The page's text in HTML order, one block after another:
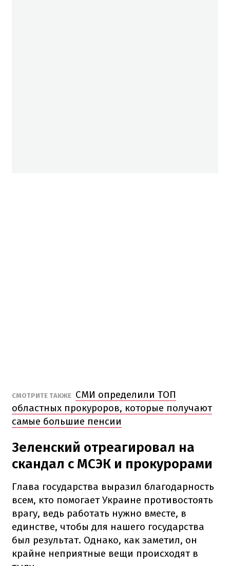
СМОТРИТЕ ТАКЖЕ СМИ определили ТОП
областных прокуроров, которые получают
самые большие пенсии
Зеленский отреагировал на
скандал с МСЭК и прокурорами
Глава государства выразил благодарность
всем, кто помогает Украине противостоять
врагу, ведь работать нужно вместе, в
единстве, чтобы для нашего государства
был результат. Однако, как заметил, он
крайне неприятные вещи происходят в